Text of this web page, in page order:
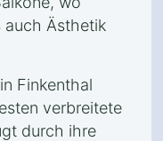
auch Ästhetik
in Finkenthal
verbreitete
durch ihre